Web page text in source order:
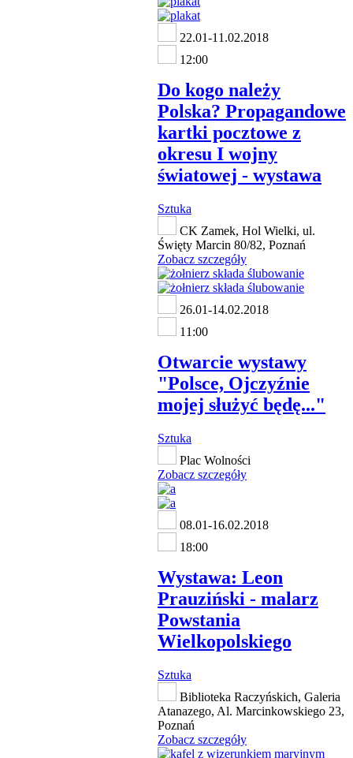
22.01-11.02.2018
12:00
Do kogo należy
Polska? Propagandowe
kartki pocztowe z
okresu I wojny
światowej - wystawa
Sztuka
CK Zamek, Hol Wielki, ul.
Święty Marcin 80/82, Poznań
Zobacz szczegóły
26.01-14.02.2018
11:00
Otwarcie wystawy
"Polsce, Ojczyźnie
mojej służyć będę..."
Sztuka
Plac Wolności
Zobacz szczegóły
08.01-16.02.2018
18:00
Wystawa: Leon
Prauziński - malarz
Powstania
Wielkopolskiego
Sztuka
Biblioteka Raczyńskich, Galeria
Atanazego, Al. Marcinkowskiego 23,
Poznań
Zobacz szczegóły